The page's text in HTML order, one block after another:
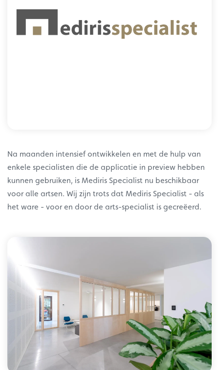
Na maanden intensief ontwikkelen en met de hulp van
enkele specialisten die de applicatie in preview hebben
kunnen gebruiken, is Mediris Specialist nu beschikbaar
voor alle artsen. Wij zijn trots dat Mediris Specialist - als
het ware - voor en door de arts-specialist is gecreëerd.